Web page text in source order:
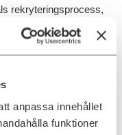
anpassa innehållet
funktioner
rekryteringsprocess,
oss och de
för oss var verkligen